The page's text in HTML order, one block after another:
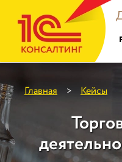
Главная > Кейсы